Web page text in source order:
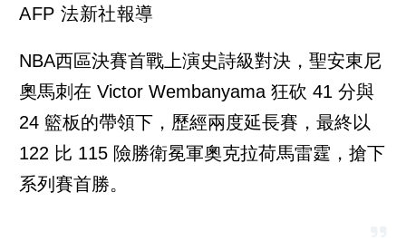
AFP 法新社報導
NBA西區決賽首戰上演史詩級對決，聖安東尼
奧馬刺在 Victor Wembanyama 狂砍 41 分與
24 籃板的帶領下，歷經兩度延長賽，最終以
122 比 115 險勝衛冕軍奧克拉荷馬雷霆，搶下
系列賽首勝。